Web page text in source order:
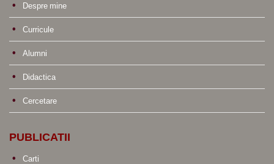
Despre mine
Curricule
Alumni
Didactica
Cercetare
PUBLICATII
Carti